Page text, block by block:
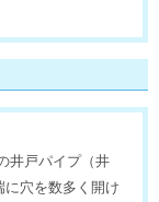
井戸パイプ（井
に穴を数多く開け